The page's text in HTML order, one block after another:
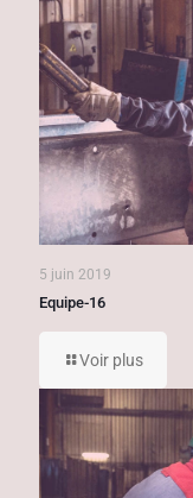
5 juin 2019
Equipe-16
Voir plus